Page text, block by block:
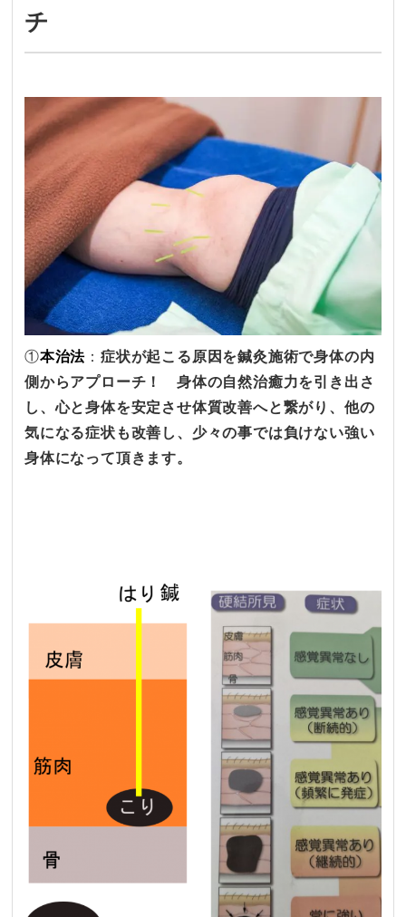
チ
①本治法 ：症状が起こる原因を鍼灸施術で身体の内
側からアプローチ！ 身体の自然治癒力を引き出さ
し、心と身体を安定させ体質改善へと繋がり、他の
気になる症状も改善し、少々の事では負けない強い
身体になって頂きます。